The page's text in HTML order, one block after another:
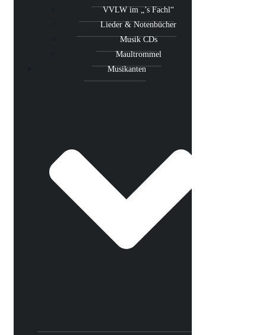
VVLW im „’s Fachl“
Lieder & Notenbücher
Musik CDs
Maultrommel
Musikanten